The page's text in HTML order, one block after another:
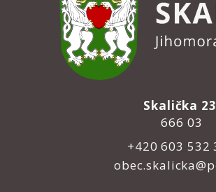
Skalička 23
666 03
+420 603 532